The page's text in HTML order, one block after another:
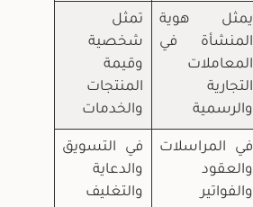
يمثل هوية
المنشأة في
المعاملات
التجارية
والرسمية
تمثل
شخصية
وقيمة
المنتجات
والخدمات
في المراسلات
والعقود
والفواتير
في التسويق
والدعاية
والتغليف